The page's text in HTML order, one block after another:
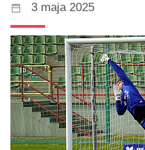
3 maja 2025